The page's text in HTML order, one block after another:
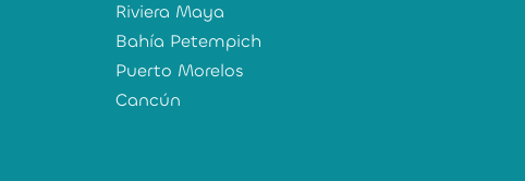
Riviera Maya
Bahía Petempich
Puerto Morelos
Cancún